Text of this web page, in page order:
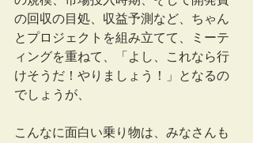
の回収の目処、収益予測など、ちゃん
とプロジェクトを組み立てて、ミーテ
ィングを重ねて、「よし、これなら行
けそうだ！やりましょう！」となるの
でしょうが、
こんなに面白い乗り物は、みなさんも